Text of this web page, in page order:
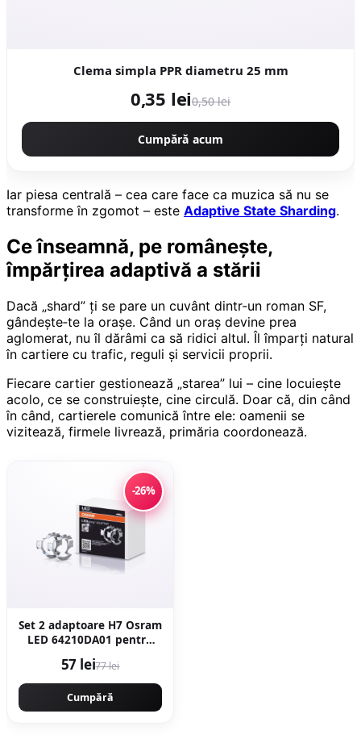
Clema simpla PPR diametru 25 mm
0,35 lei0,50 lei
Cumpără acum
Iar piesa centrală – cea care face ca muzica să nu se
transforme în zgomot – este Adaptive State Sharding.
Ce înseamnă, pe românește,
împărțirea adaptivă a stării
Dacă „shard” ți se pare un cuvânt dintr‑un roman SF,
gândește‑te la orașe. Când un oraș devine prea
aglomerat, nu îl dărâmi ca să ridici altul. Îl împarți natural
în cartiere cu trafic, reguli și servicii proprii.
Fiecare cartier gestionează „starea” lui – cine locuiește
acolo, ce se construiește, cine circulă. Doar că, din când
în când, cartierele comunică între ele: oamenii se
vizitează, firmele livrează, primăria coordonează.
-26%
Set 2 adaptoare H7 Osram
LED 64210DA01 pentru
Skoda, VW
57 lei77 lei
Cumpără